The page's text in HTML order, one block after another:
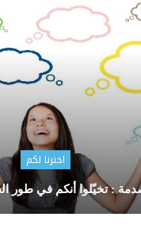
اخترنا لكم
: تخيّلوا أنكم في